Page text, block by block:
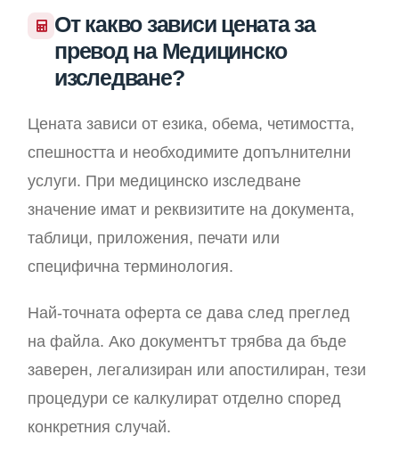
От какво зависи цената за
превод на Медицинско
изследване?
Цената зависи от езика, обема, четимостта,
спешността и необходимите допълнителни
услуги. При медицинско изследване
значение имат и реквизитите на документа,
таблици, приложения, печати или
специфична терминология.
Най-точната оферта се дава след преглед
на файла. Ако документът трябва да бъде
заверен, легализиран или апостилиран, тези
процедури се калкулират отделно според
конкретния случай.